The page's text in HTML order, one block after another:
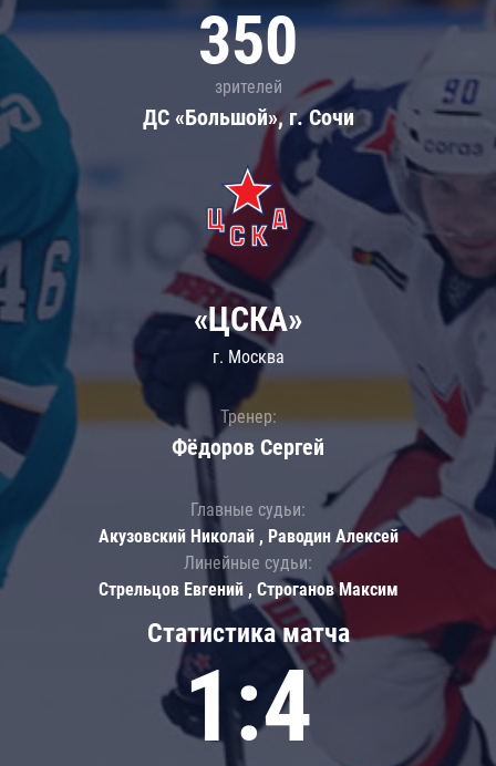
350
зрителей
ДС «Большой», г. Сочи
Статистика матча
1:4
«ЦСКА»
г. Москва
Тренер:
Фёдоров Сергей
Главные судьи:
Акузовский Николай , Раводин Алексей
Линейные судьи:
Стрельцов Евгений , Строганов Максим